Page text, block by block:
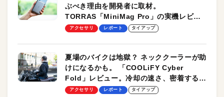
ぶべき理由を開発者に取材。
TORRAS「MiniMag Pro」の実機レビュ
ーも
アクセサリ レポート タイアップ
夏場のバイクは地獄？ ネッククーラーが助
けになるかも。 「COOLiFY Cyber
Fold」レビュー。冷却の速さ、密着する冷
却プレート、シンプルな操作性がグッド！
アクセサリ レポート タイアップ